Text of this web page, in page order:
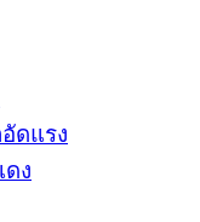
ดแรง
ง